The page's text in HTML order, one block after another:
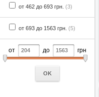
от 462 до 693 грн. (3)
от 693 до 1563 грн. (5)
от до грн
OK